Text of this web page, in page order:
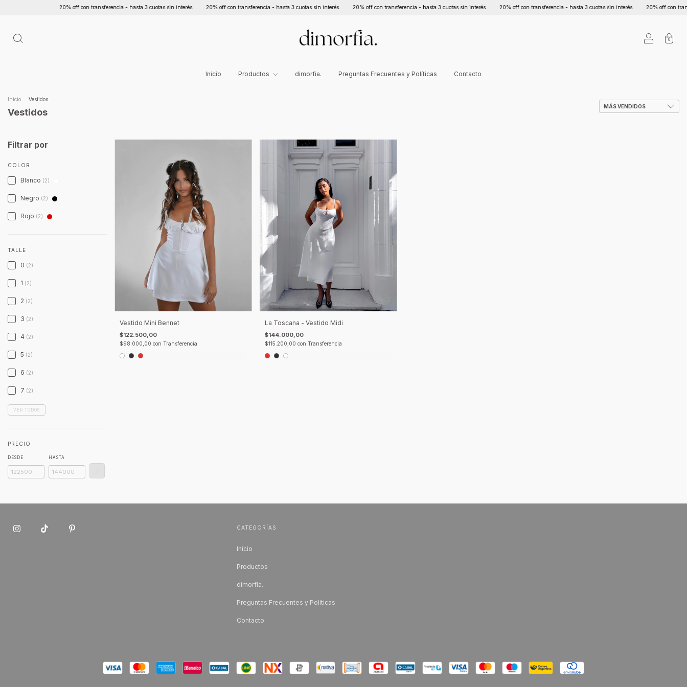
20% off con transferencia - hasta 3 cuotas sin interés 20% off con transferencia - hasta 3 cuotas sin interés 20% off con transferencia - hasta 3 cuotas sin interés 20% off con transferencia - hasta 3 cuotas sin interés 20% off con
0
Inicio Productos dimorfia. Preguntas Frecuentes y Políticas Contacto
Inicio Vestidos
Vestidos
Filtrar por
COLOR
Blanco (2)
Negro (2)
Rojo (2)
TALLE
0 (2)
1 (2)
2 (2)
3 (2)
4 (2)
5 (2)
6 (2)
7 (2)
VER TODOS
PRECIO
DESDE HASTA
Vestido Mini Bennet
$122.500,00
$98.000,00 con Transferencia
La Toscana - Vestido Midi
$144.000,00
$115.200,00 con Transferencia
CATEGORÍAS
Inicio
Productos
dimorfia.
Preguntas Frecuentes y Políticas
Contacto